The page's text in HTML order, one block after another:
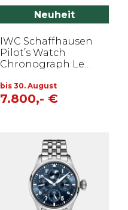
Neuheit
IWC Schaffhausen
Pilot’s Watch
Chronograph Le
bis 30. August
7.800,- €